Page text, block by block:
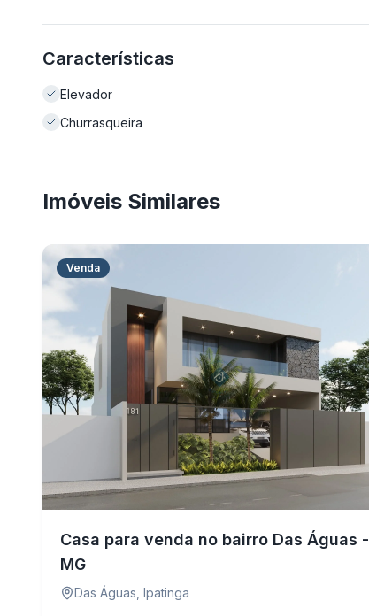
Características
Elevador
Churrasqueira
Imóveis Similares
Venda
Casa para venda no bairro Das Águas -
MG
Das Águas Ipatinga